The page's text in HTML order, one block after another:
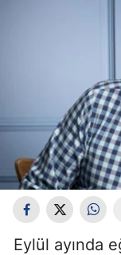
Eylül ayında